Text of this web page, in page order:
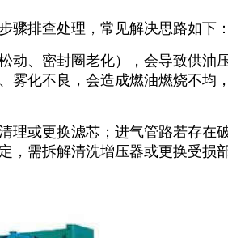
骤排查处理，常见解决思路如下：
动、密封圈老化），会导致供油
雾化不良，会造成燃油燃烧不均
理或更换滤芯；进气管路若存在
需拆解清洗增压器或更换受损部